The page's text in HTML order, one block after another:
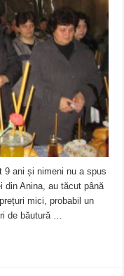
9 ani și nimeni nu a spus
din Anina, au tăcut până
mici, probabil un
de băutură …